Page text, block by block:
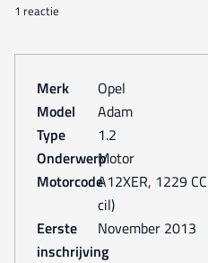
1 reactie
Merk
Opel
Model
Adam
Type
1.2
OnderwerpMotor
MotorcodeA12XER, 1229 CC (4
cil)
Eerste
inschrijving
november 2013